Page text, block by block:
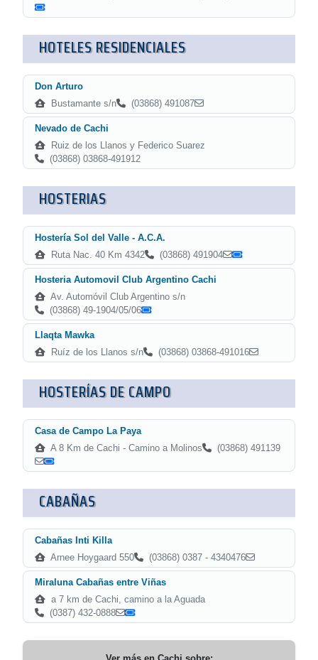
HOTELES RESIDENCIALES
Don Arturo
Bustamante s/n
(03868) 491087
Nevado de Cachi
Ruiz de los Llanos y Federico Suarez
(03868) 03868-491912
HOSTERIAS
Hostería Sol del Valle - A.C.A.
Ruta Nac. 40 Km 4342
(03868) 491904
Hosteria Automovil Club Argentino Cachi
Av. Automóvil Club Argentino s/n
(03868) 49-1904/05/06
Llaqta Mawka
Ruíz de los Llanos s/n
(03868) 03868-491016
HOSTERÍAS DE CAMPO
Casa de Campo La Paya
A 8 Km de Cachi - Camino a Molinos
(03868) 491139
CABAÑAS
Cabañas Inti Killa
Arnee Hoygaard 550
(03868) 0387 - 4340476
Miraluna Cabañas entre Viñas
a 7 km de Cachi, camino a la Aguada
(0387) 432-0888